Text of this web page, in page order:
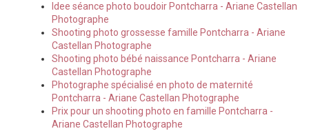
Idee séance photo boudoir Pontcharra - Ariane Castellan
Photographe
Shooting photo grossesse famille Pontcharra - Ariane
Castellan Photographe
Shooting photo bébé naissance Pontcharra - Ariane
Castellan Photographe
Photographe spécialisé en photo de maternité
Pontcharra - Ariane Castellan Photographe
Prix pour un shooting photo en famille Pontcharra -
Ariane Castellan Photographe